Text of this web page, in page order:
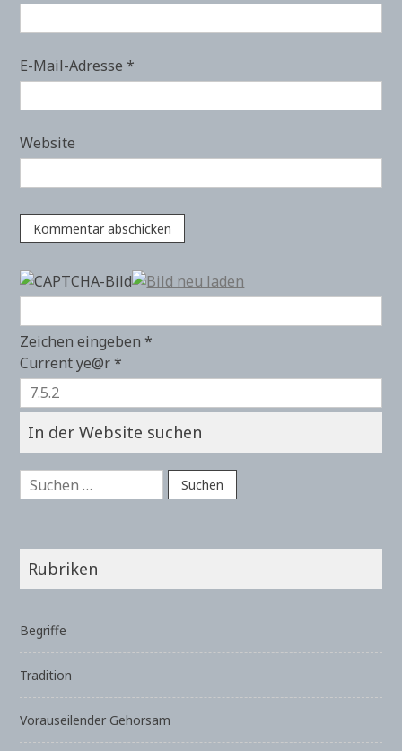
E-Mail-Adresse*
Website
Zeichen eingeben*
Current ye@r*
In der Website suchen
Suchen
nach:
Rubriken
Begriffe
Tradition
Vorauseilender Gehorsam